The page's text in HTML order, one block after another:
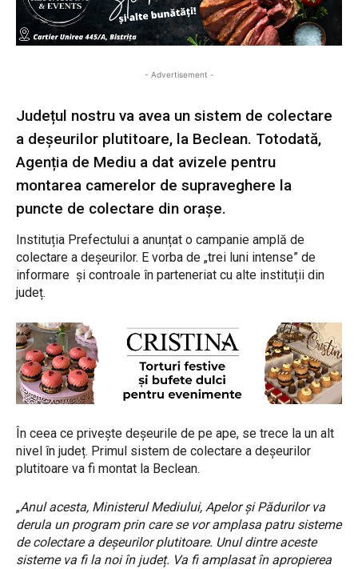
- Advertisement -
Județul nostru va avea un sistem de colectare
a deșeurilor plutitoare, la Beclean. Totodată,
Agenția de Mediu a dat avizele pentru
montarea camerelor de supraveghere la
puncte de colectare din orașe.
Instituția Prefectului a anunțat o campanie amplă de
colectare a deșeurilor. E vorba de „trei luni intense” de
informare și controale în parteneriat cu alte instituții din
județ.
În ceea ce privește deșeurile de pe ape, se trece la un alt
nivel în județ. Primul sistem de colectare a deșeurilor
plutitoare va fi montat la Beclean.
„Anul acesta, Ministerul Mediului, Apelor și Pădurilor va
derula un program prin care se vor amplasa patru sisteme
de colectare a deșeurilor plutitoare. Unul dintre aceste
sisteme va fi la noi în județ. Va fi amplasat în apropierea